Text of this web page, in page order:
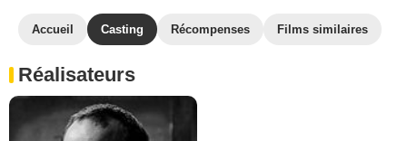
Accueil Casting Récompenses Films similaires
Réalisateurs